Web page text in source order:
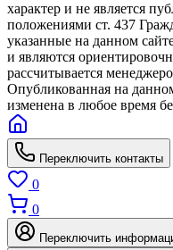
характер и не является
положениями ст. 437
указанные на данном
и являются
рассчитывается
Опубликованная на
изменена в любое время
Переключить контакты
0
0
Переключить